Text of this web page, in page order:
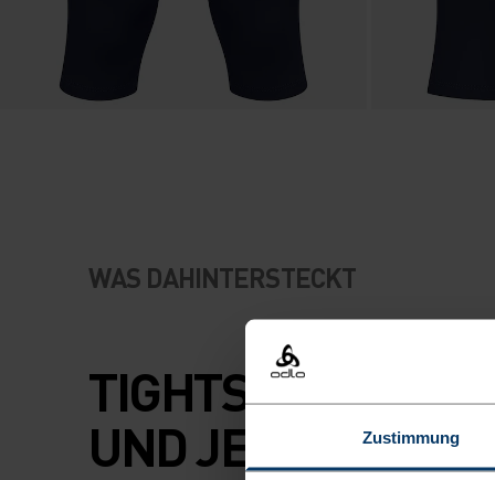
Zustimmung
WAS DAHINTERSTECKT
TIGHTS FÜR
UND JEDES